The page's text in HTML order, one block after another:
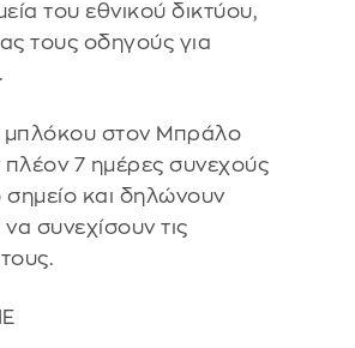
του εθνικού δικτύου,
τους οδηγούς για
μπλόκου στον Μπράλο
7 ημέρες συνεχούς
και δηλώνουν
συνεχίσουν τις